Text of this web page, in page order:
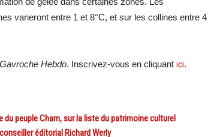
varieront entre 1 et 8°C, et sur les collines entre 4
Gavroche Hebdo. Inscrivez-vous en cliquant ici.
du peuple Cham, sur la liste du patrimoine culturel
éditorial Richard Werly